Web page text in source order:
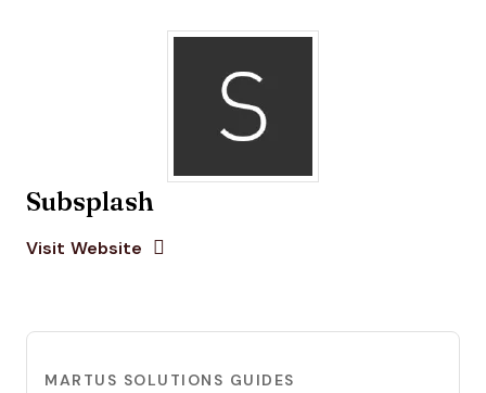
Subsplash
Visit Website Opens New Window
MARTUS SOLUTIONS GUIDES